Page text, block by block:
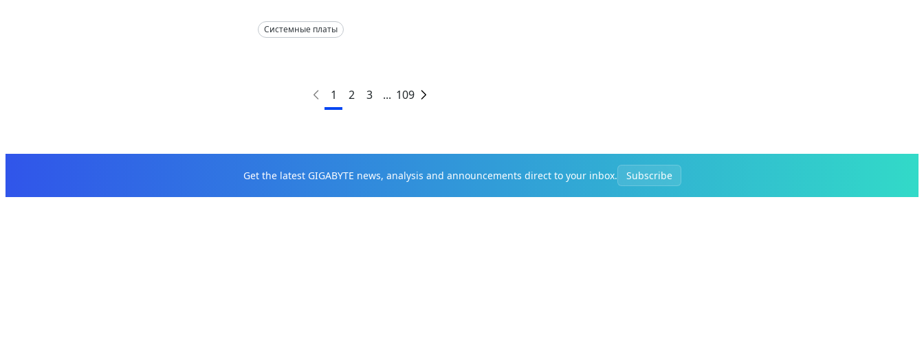
Системные платы
1 2 3 ... 109
Get the latest GIGABYTE news, analysis and announcements direct to your inbox. Subscribe